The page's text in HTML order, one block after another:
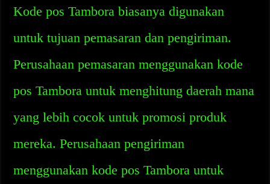
Kode pos Tambora biasanya digunakan
untuk tujuan pemasaran dan pengiriman.
Perusahaan pemasaran menggunakan kode
pos Tambora untuk menghitung daerah mana
yang lebih cocok untuk promosi produk
mereka. Perusahaan pengiriman
menggunakan kode pos Tambora untuk